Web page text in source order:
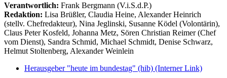
Verantwortlich: Frank Bergmann (V.i.S.d.P.)
Redaktion: Lisa Brüßler, Claudia Heine, Alexander Heinrich
(stellv. Chefredakteur), Nina Jeglinski, Susanne Ködel (Volontärin),
Claus Peter Kosfeld, Johanna Metz, Sören Christian Reimer (Chef
vom Dienst), Sandra Schmid, Michael Schmidt, Denise Schwarz,
Helmut Stoltenberg, Alexander Weinlein
Herausgeber "heute im bundestag" (hib) (Interner Link)